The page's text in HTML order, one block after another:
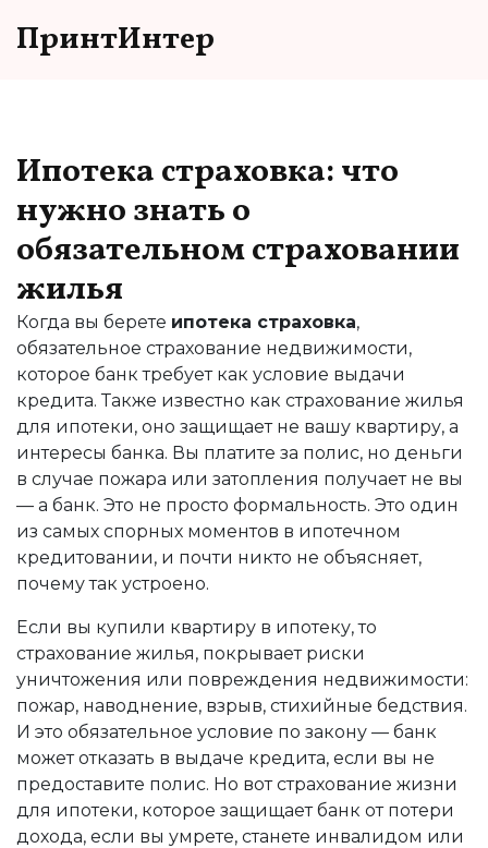
ПринтИнтер
Ипотека страховка: что
нужно знать о
обязательном страховании
жилья
Когда вы берете ипотека страховка,
обязательное страхование недвижимости,
которое банк требует как условие выдачи
кредита. Также известно как страхование жилья
для ипотеки, оно защищает не вашу квартиру, а
интересы банка. Вы платите за полис, но деньги
в случае пожара или затопления получает не вы
— а банк. Это не просто формальность. Это один
из самых спорных моментов в ипотечном
кредитовании, и почти никто не объясняет,
почему так устроено.
Если вы купили квартиру в ипотеку, то
страхование жилья, покрывает риски
уничтожения или повреждения недвижимости:
пожар, наводнение, взрыв, стихийные бедствия.
И это обязательное условие по закону — банк
может отказать в выдаче кредита, если вы не
предоставите полис. Но вотстрахование жизни
для ипотеки, которое защищает банк от потери
дохода, если вы умрете, станете инвалидом или